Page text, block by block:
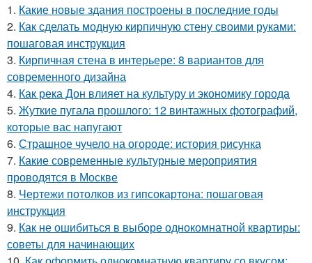
1. Какие новые здания построены в последние годы
2. Как сделать модную кирпичную стену своими руками:
пошаговая инструкция
3. Кирпичная стена в интерьере: 8 вариантов для
современного дизайна
4. Как река Дон влияет на культуру и экономику города
5. Жуткие пугала прошлого: 12 винтажных фотографий,
которые вас напугают
6. Страшное чучело на огороде: история рисунка
7. Какие современные культурные мероприятия
проводятся в Москве
8. Чертежи потолков из гипсокартона: пошаговая
инструкция
9. Как не ошибиться в выборе однокомнатной квартиры:
советы для начинающих